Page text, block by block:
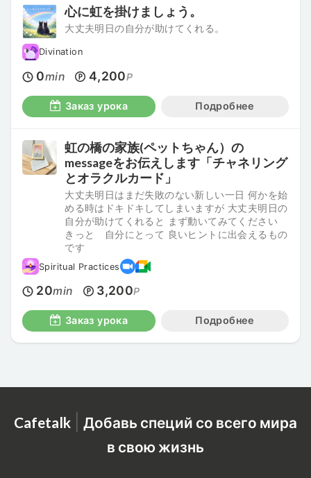
心に虹を掛けましょう。
大丈夫明日の自分が助けてくれる。
Divination
0min 4,200P
Заказ урока Подробнее
虹の橋の家族(ペットちゃん）の
messageをお伝えします「チャネリング
とオラクルカード」
大丈夫明日はまだ失敗のない新しい一日 何かを始
める時はドキドキしてしまいますが 大丈夫明日の
自分が助けてくれると まず動いてみてください
きっと 自分にとって 良いヒントに出会えるもの
です
Spiritual Practices
20min 3,200P
Заказ урока Подробнее
Cafetalk | Добавь специй со всего мира
в свою жизнь